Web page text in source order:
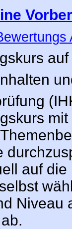
auf
Niveau